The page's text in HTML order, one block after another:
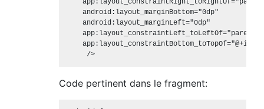
    android:layout_marginBottom="0dp"
    android:layout_marginLeft="0dp"
    app:layout_constraintLeft_toLeftOf="parent"
app:layout_constraintBottom_toTopOf="@+id/
     />
Code pertinent dans le fragment: